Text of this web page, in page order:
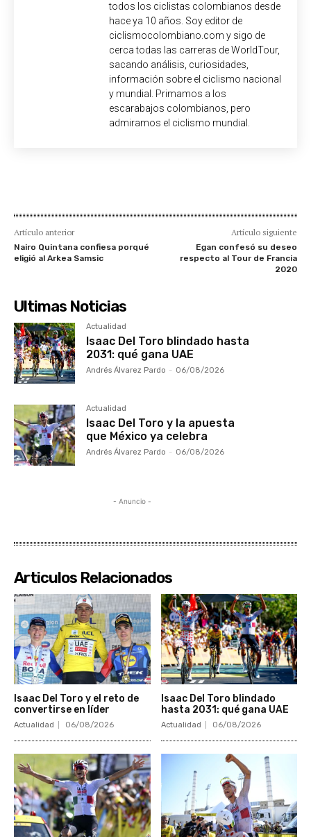
todos los ciclistas colombianos desde
hace ya 10 años. Soy editor de
ciclismocolombiano.com y sigo de
cerca todas las carreras de WorldTour,
sacando análisis, curiosidades,
información sobre el ciclismo nacional
y mundial. Primamos a los
escarabajos colombianos, pero
admiramos el ciclismo mundial.
Artículo anterior
Nairo Quintana confiesa porqué
eligió al Arkea Samsic
Artículo siguiente
Egan confesó su deseo
respecto al Tour de Francia
2020
Ultimas Noticias
Actualidad
Isaac Del Toro blindado hasta
2031: qué gana UAE
Andrés Álvarez Pardo - 06/08/2026
Actualidad
Isaac Del Toro y la apuesta
que México ya celebra
Andrés Álvarez Pardo - 06/08/2026
- Anuncio -
Articulos Relacionados
Isaac Del Toro y el reto de
convertirse en líder
Actualidad 06/08/2026
Isaac Del Toro blindado
hasta 2031: qué gana UAE
Actualidad 06/08/2026